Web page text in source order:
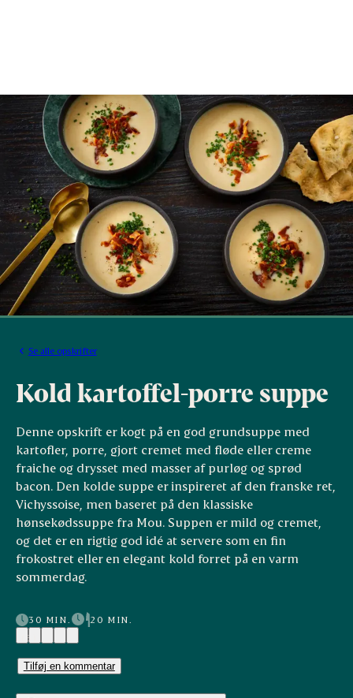
Se alle opskrifter
Kold kartoffel-porre suppe
Denne opskrift er kogt på en god grundsuppe med
kartofler, porre, gjort cremet med fløde eller creme
fraiche og drysset med masser af purløg og sprød
bacon. Den kolde suppe er inspireret af den franske ret,
Vichyssoise, men baseret på den klassiske
hønsekødssuppe fra Mou. Suppen er mild og cremet,
og det er en rigtig god idé at servere som en fin
frokostret eller en elegant kold forret på en varm
sommerdag.
30 MIN.
20 MIN.
(5)
Tilføj en kommentar